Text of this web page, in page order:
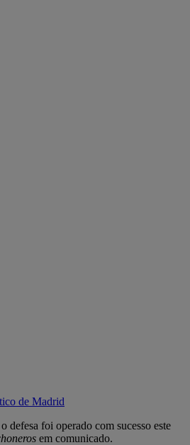
de Madrid
defesa foi operado com sucesso este
em comunicado.